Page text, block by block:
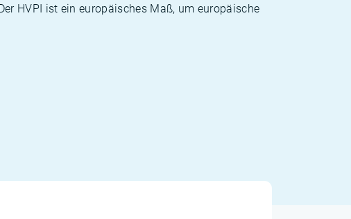
HVPI ist ein europäisches Maß, um europäische